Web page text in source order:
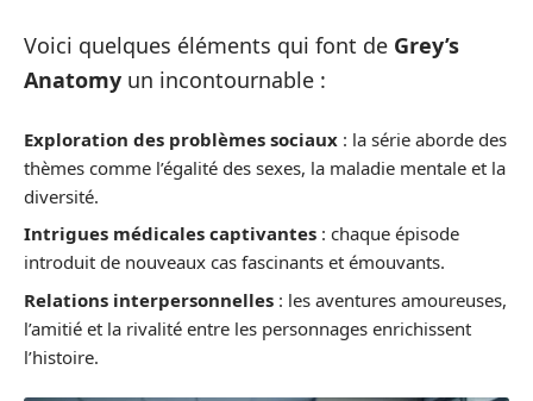
Voici quelques éléments qui font de Grey’s
Anatomy un incontournable :
Exploration des problèmes sociaux : la série aborde des
thèmes comme l’égalité des sexes, la maladie mentale et la
diversité.
Intrigues médicales captivantes : chaque épisode
introduit de nouveaux cas fascinants et émouvants.
Relations interpersonnelles : les aventures amoureuses,
l’amitié et la rivalité entre les personnages enrichissent
l’histoire.